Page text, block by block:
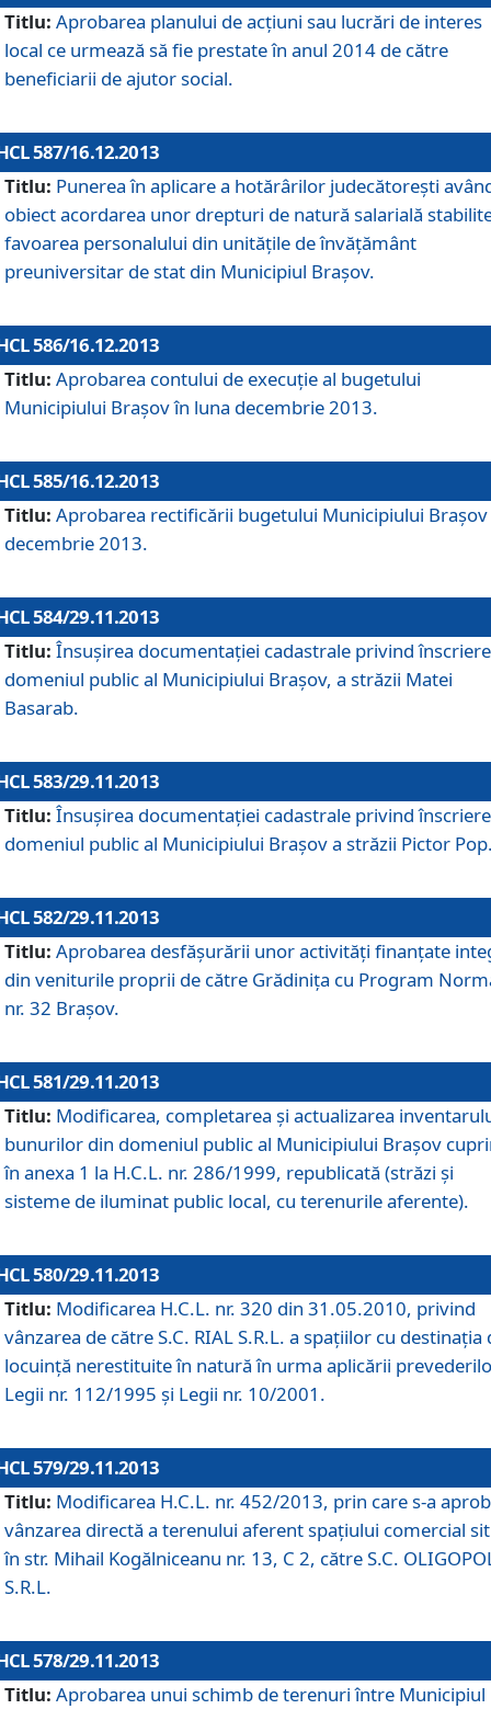
Titlu: Aprobarea planului de acţiuni sau lucrări de interes
local ce urmează să fie prestate în anul 2014 de către
beneficiarii de ajutor social.
587/16.12.2013
Titlu: Punerea în aplicare a hotărârilor judecătoreşti
obiect acordarea unor drepturi de natură salarială
favoarea personalului din unităţile de învăţământ
preuniversitar de stat din Municipiul Braşov.
586/16.12.2013
Titlu: Aprobarea contului de execuţie al bugetului
Municipiului Braşov în luna decembrie 2013.
585/16.12.2013
Titlu: Aprobarea rectificării bugetului Municipiului Braşov
decembrie 2013.
584/29.11.2013
Titlu: Însuşirea documentaţiei cadastrale privind
domeniul public al Municipiului Braşov, a străzii Matei
Basarab.
583/29.11.2013
Titlu: Însuşirea documentaţiei cadastrale privind
domeniul public al Municipiului Braşov a străzii Pictor
582/29.11.2013
Titlu: Aprobarea desfăşurării unor activităţi finanţate
din veniturile proprii de către Grădiniţa cu Program
nr. 32 Braşov.
581/29.11.2013
Titlu: Modificarea, completarea şi actualizarea
bunurilor din domeniul public al Municipiului Braşov
în anexa 1 la H.C.L. nr. 286/1999, republicată (străzi şi
sisteme de iluminat public local, cu terenurile aferente).
580/29.11.2013
Titlu: Modificarea H.C.L. nr. 320 din 31.05.2010, privind
vânzarea de către S.C. RIAL S.R.L. a spaţiilor cu destinaţia
locuinţă nerestituite în natură în urma aplicării
Legii nr. 112/1995 şi Legii nr. 10/2001.
579/29.11.2013
Titlu: Modificarea H.C.L. nr. 452/2013, prin care s-a
vânzarea directă a terenului aferent spaţiului comercial
în str. Mihail Kogălniceanu nr. 13, C 2, către S.C.
S.R.L.
578/29.11.2013
Titlu: Aprobarea unui schimb de terenuri între Municipiul